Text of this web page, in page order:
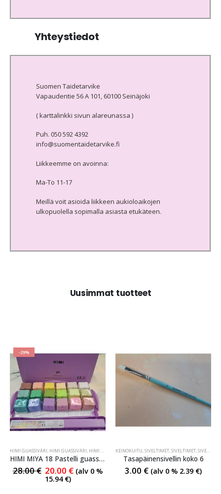
Yhteystiedot
Suomen Taidetarvike
Vapaudentie 56 A 101, 60100 Seinäjoki
( karttalinkki sivun alareunassa )
Puh. 050 592 4392
info@suomentaidetarvike.fi
Liikkeemme on avoinna:
Ma-To 11-17
Meillä voit asioida liikkeen aukioloaikojen
ulkopuolella sopimalla asiasta etukäteen.
Uusimmat tuotteet
-29%
HIMI GUASSIVÄRI, HIMI GUASSIVÄRI, HIMI GUASSIVÄRI
HIMI MIYA 18 Pastelli guassivärisarja
28.00€ 20.00 € (alv 0 %
15.94 €)
KEINOKUITU,SIVELTIMET,SIVELTIMET,SIVELTIMET
Tasapäinensivellin koko 6
3.00 € (alv 0 % 2.39 €)